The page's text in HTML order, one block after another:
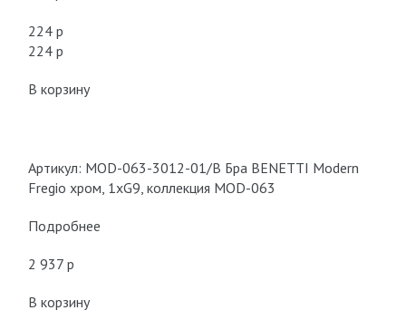
224 p
224 p
В корзину
Артикул: MOD-063-3012-01/B Бра BENETTI Modern
Fregio хром, 1хG9, коллекция MOD-063
Подробнее
2 937 p
В корзину